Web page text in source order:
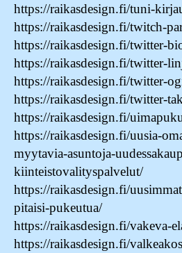
https://raikasdesign.fi/tuni-
https://raikasdesign.fi/twitch-
https://raikasdesign.fi/twitter-
https://raikasdesign.fi/twitter-
https://raikasdesign.fi/twitter-
https://raikasdesign.fi/twitter-
https://raikasdesign.fi/
https://raikasdesign.fi/uusia-
myytavia-asuntoja-
kiinteistovalityspalvelut/
https://raikasdesign.fi/
pitaisi-pukeutua/
https://raikasdesign.fi/vakeva-
https://raikasdesign.fi/